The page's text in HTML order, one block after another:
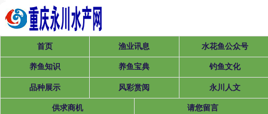
首页 渔业讯息 水花鱼公众号
养鱼知识 养鱼宝典 钓鱼文化
品种展示 风彩赏阅 永川人文
供求商机 请您留言